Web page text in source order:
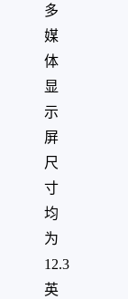
多
媒
体
显
示
屏
尺
寸
均
为
12.3
英